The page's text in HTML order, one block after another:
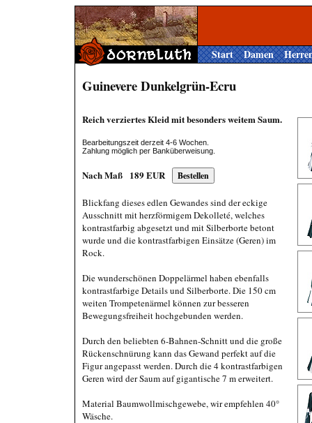
Start Damen
Guinevere Dunkelgrün-Ecru
Reich verziertes Kleid mit besonders weitem Saum.
Bearbeitungszeit derzeit 4-6 Wochen.
Zahlung möglich per Banküberweisung.
Nach Maß 189EUR
Blickfang dieses edlen Gewandes sind der eckige
Ausschnitt mit herzförmigem Dekolleté, welches
kontrastfarbig abgesetzt und mit Silberborte betont
wurde und die kontrastfarbigen Einsätze (Geren) im
Rock.
Die wunderschönen Doppelärmel haben ebenfalls
kontrastfarbige Details und Silberborte. Die 150 cm
weiten Trompetenärmel können zur besseren
Bewegungsfreiheit hochgebunden werden.
Durch den beliebten 6-Bahnen-Schnitt und die große
Rückenschnürung kann das Gewand perfekt auf die
Figur angepasst werden. Durch die 4 kontrastfarbigen
Geren wird der Saum auf gigantische 7 m erweitert.
Material Baumwollmischgewebe, wir empfehlen 40°
Wäsche.